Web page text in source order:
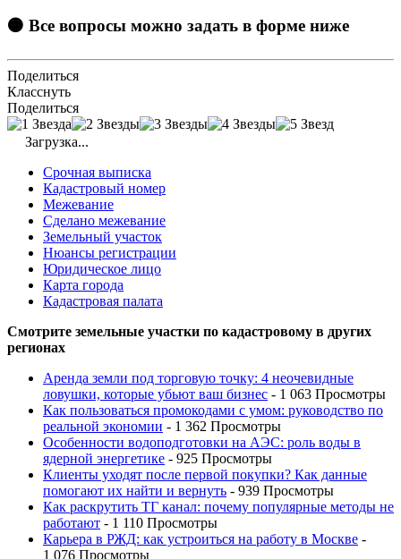
🟠 Все вопросы можно задать в форме ниже
Поделиться
Класснуть
Поделиться
Загрузка...
Срочная выписка
Кадастровый номер
Межевание
Сделано межевание
Земельный участок
Нюансы регистрации
Юридическое лицо
Карта города
Кадастровая палата
Смотрите земельные участки по кадастровому в других
регионах
Аренда земли под торговую точку: 4 неочевидные
ловушки, которые убьют ваш бизнес - 1 063 Просмотры
Как пользоваться промокодами с умом: руководство по
реальной экономии - 1 362 Просмотры
Особенности водоподготовки на АЭС: роль воды в
ядерной энергетике - 925 Просмотры
Клиенты уходят после первой покупки? Как данные
помогают их найти и вернуть - 939 Просмотры
Как раскрутить ТГ канал: почему популярные методы не
работают - 1 110 Просмотры
Карьера в РЖД: как устроиться на работу в Москве -
1 076 Просмотры